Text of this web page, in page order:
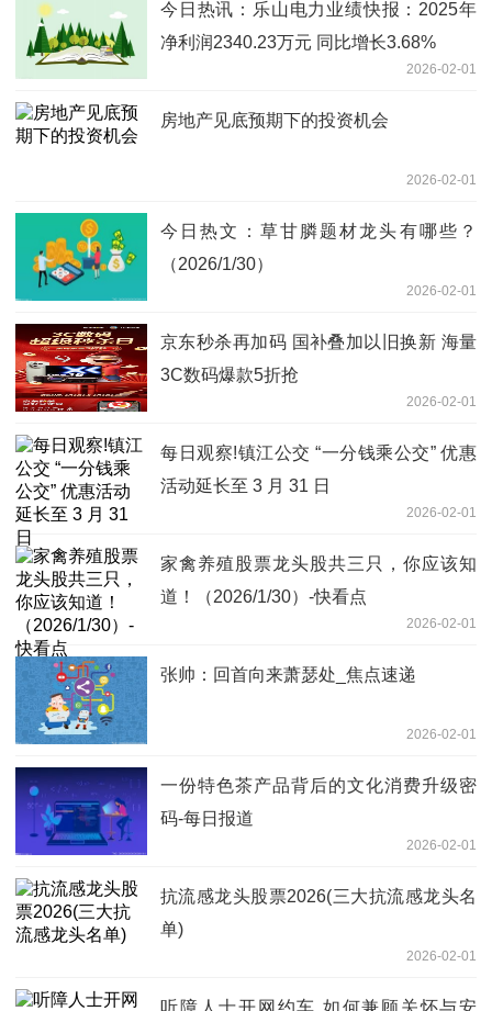
今日热讯：乐山电力业绩快报：2025年
净利润2340.23万元 同比增长3.68%
2026-02-01
房地产见底预期下的投资机会
2026-02-01
今日热文：草甘膦题材龙头有哪些？
（2026/1/30）
2026-02-01
京东秒杀再加码 国补叠加以旧换新 海量
3C数码爆款5折抢
2026-02-01
每日观察!镇江公交 “一分钱乘公交” 优惠
活动延长至 3 月 31 日
2026-02-01
家禽养殖股票龙头股共三只，你应该知
道！（2026/1/30）-快看点
2026-02-01
张帅：回首向来萧瑟处_焦点速递
2026-02-01
一份特色茶产品背后的文化消费升级密
码-每日报道
2026-02-01
抗流感龙头股票2026(三大抗流感龙头名
单)
2026-02-01
听障人士开网约车 如何兼顾关怀与安